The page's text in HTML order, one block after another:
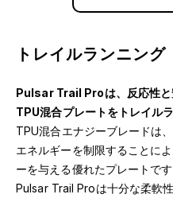
トレイルランニング
Pulsar Trail Proは、反応性と
TPU混合プレートをトレイル
TPU混合エナジーブレードは
エネルギーを制限することに
ーを与える優れたプレートで
Pulsar Trail Proは十分な柔軟